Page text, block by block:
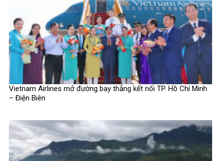
Vietnam Airlines mở đường bay thẳng kết nối TP. Hồ Chí Minh
– Điện Biên